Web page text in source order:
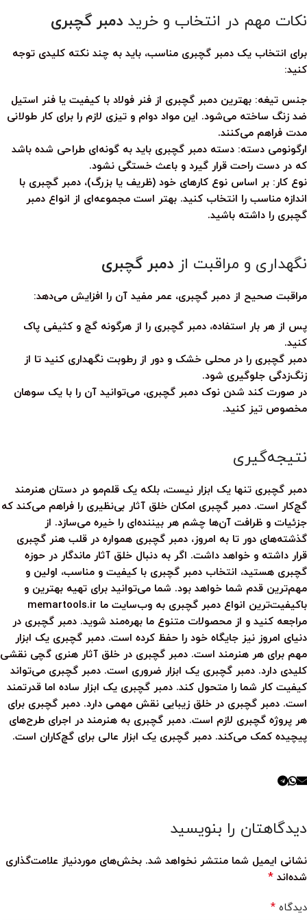
نکات مهم در انتخاب و خرید دمبر گچبری
برای انتخاب یک دمبر گچبری مناسب، باید به چند نکته کلیدی توجه
کنید:
جنس تیغه: بهترین دمبر گچبری از فنر فولاد با کیفیت یا فنر استیل
ضد زنگ ساخته می‌شود. این مواد دوام و تیزی لازم را برای کار طولانی
مدت فراهم می‌کنند.
ارگونومی دسته: دسته دمبر گچبری باید به گونه‌ای طراحی شده باشد
که در دست راحت قرار گیرد و باعث خستگی نشود.
نوع کار: بر اساس نوع کارهای خود (ظریف یا بزرگ)، دمبر گچبری با
اندازه مناسب را انتخاب کنید. بهتر است مجموعه‌ای از انواع دمبر
گچبری را داشته باشید.
نگهداری و مراقبت از دمبر گچبری
مراقبت صحیح از دمبر گچبری، عمر مفید آن را افزایش می‌دهد:
پس از هر بار استفاده، دمبر گچبری را از هرگونه گچ و کثیفی پاک
کنید.
دمبر گچبری را در محلی خشک و دور از رطوبت نگهداری کنید تا از
زنگ‌زدگی جلوگیری شود.
در صورت کند شدن نوک دمبر گچبری، می‌توانید آن را با یک سوهان
مخصوص تیز کنید.
نتیجه‌گیری
دمبر گچبری تنها یک ابزار نیست، بلکه یک قلم‌مو در دستان هنرمند
گچ‌کار است. دمبر گچبری امکان خلق آثار بی‌نظیری را فراهم می‌کند که
جزئیات و ظرافت آن‌ها چشم هر بیننده‌ای را خیره می‌سازد. از
گذشته‌های دور تا به امروز، دمبر گچبری همواره در قلب هنر گچبری
قرار داشته و خواهد داشت. اگر به دنبال خلق آثار ماندگار در حوزه
گچبری هستید، انتخاب دمبر گچبری با کیفیت و مناسب، اولین و
مهم‌ترین قدم شما خواهد بود. شما می‌توانید برای تهیه بهترین و
باکیفیت‌ترین انواع دمبر گچبری
به وب‌سایت ما memartools.ir
مراجعه کنید و از محصولات متنوع ما بهره‌مند شوید. دمبر گچبری در
دنیای امروز نیز جایگاه خود را حفظ کرده است. دمبر گچبری یک ابزار
مهم برای هر هنرمند است. دمبر گچبری در خلق آثار هنری گچی نقشی
کلیدی دارد. دمبر گچبری یک ابزار ضروری است. دمبر گچبری می‌تواند
کیفیت کار شما را متحول کند. دمبر گچبری یک ابزار ساده اما قدرتمند
است. دمبر گچبری در خلق زیبایی نقش مهمی دارد. دمبر گچبری برای
هر پروژه گچبری لازم است. دمبر گچبری به هنرمند در اجرای طرح‌های
پیچیده کمک می‌کند. دمبر گچبری یک ابزار عالی برای گچ‌کاران است.
دیدگاهتان را بنویسید
نشانی ایمیل شما منتشر نخواهد شد. بخش‌های موردنیاز علامت‌گذاری
شده‌اند *
دیدگاه *